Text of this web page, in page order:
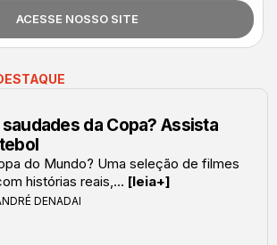
ACESSE NOSSO SITE
da Copa? Assista
do Mundo? Uma seleção de filmes
histórias reais,... [leia+]
DENADAI